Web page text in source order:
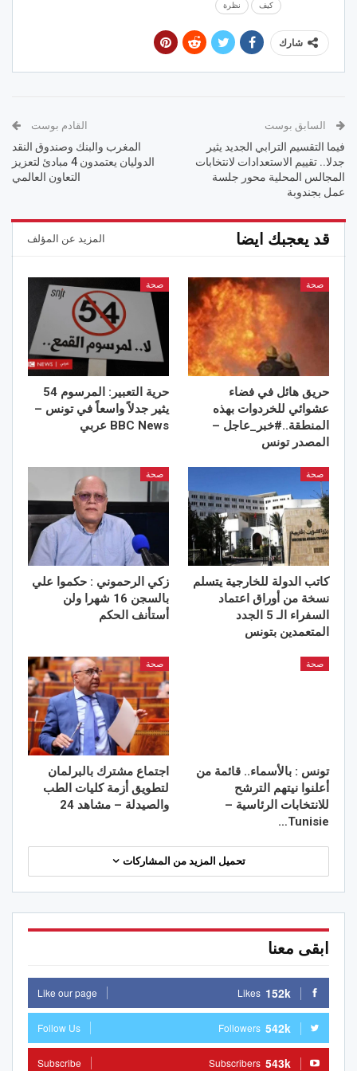
كيف نظرة
شارك
السابق بوست
فيما التقسيم الترابي الجديد يثير
جدلا.. تقييم الاستعدادات لانتخابات
المجالس المحلية محور جلسة
عمل بجندوبة
القادم بوست
المغرب والبنك وصندوق النقد
الدوليان يعتمدون 4 مبادئ لتعزيز
التعاون العالمي
قد يعجبك ايضا المزيد عن المؤلف
صحة
حريق هائل في فضاء
عشوائي للخردوات بهذه
المنطقة..#خبر_عاجل –
المصدر تونس
صحة
حرية التعبير: المرسوم 54
يثير جدلاً واسعاً في تونس –
BBC News عربي
صحة
كاتب الدولة للخارجية يتسلم
نسخة من أوراق اعتماد
السفراء الـ 5 الجدد
المتعمدين بتونس
صحة
زكي الرحموني : حكموا علي
بالسجن 16 شهرا ولن
أستأنف الحكم
صحة
تونس : بالأسماء.. قائمة من
أعلنوا نيتهم الترشح
للانتخابات الرئاسية –
Tunisie…
صحة
اجتماع مشترك بالبرلمان
لتطويق أزمة كليات الطب
والصيدلة – مشاهد 24
تحميل المزيد من المشاركات
ابقى معنا
152k
Likes
Like our page
542k
Followers
Follow Us
543k
Subscribers
Subscribe